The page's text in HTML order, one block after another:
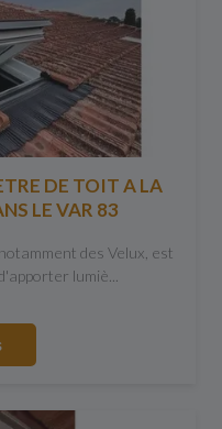
DE TOIT A LA
LE VAR 83
des Velux, est
lumiè...